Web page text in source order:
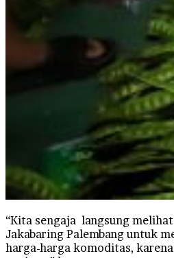
“Kita sengaja langsung
Jakabaring Palembang untuk
harga-harga komoditas,